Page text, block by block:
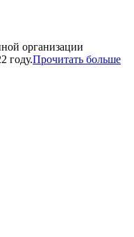
организации
году.Прочитать больше